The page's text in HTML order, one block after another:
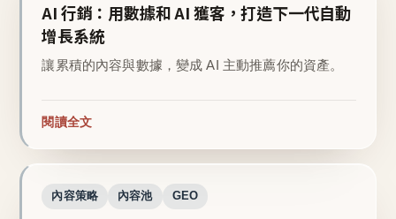
AI 行銷：用數據和 AI 獲客，打造下一代自動
增長系統
讓累積的內容與數據，變成 AI 主動推薦你的資產。
閱讀全文
內容策略 內容池 GEO